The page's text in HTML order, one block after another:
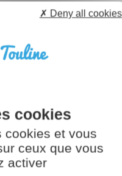
cookies et vous
ceux que vous
activer
✗ Deny all cookies